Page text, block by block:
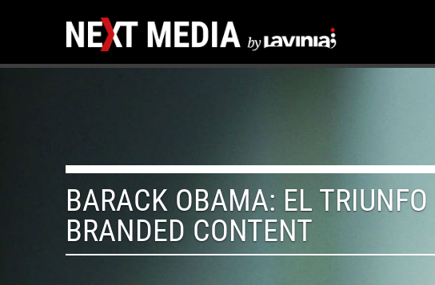
BARACK OBAMA: EL TRIUNFO
BRANDED CONTENT